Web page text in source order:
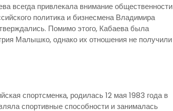
всегда привлекала внимание общественности
политика и бизнесмена Владимира
Помимо этого, Кабаева была
Малышко, однако их отношения не получили
спортсменка, родилась 12 мая 1983 года в
спортивные способности и занималась